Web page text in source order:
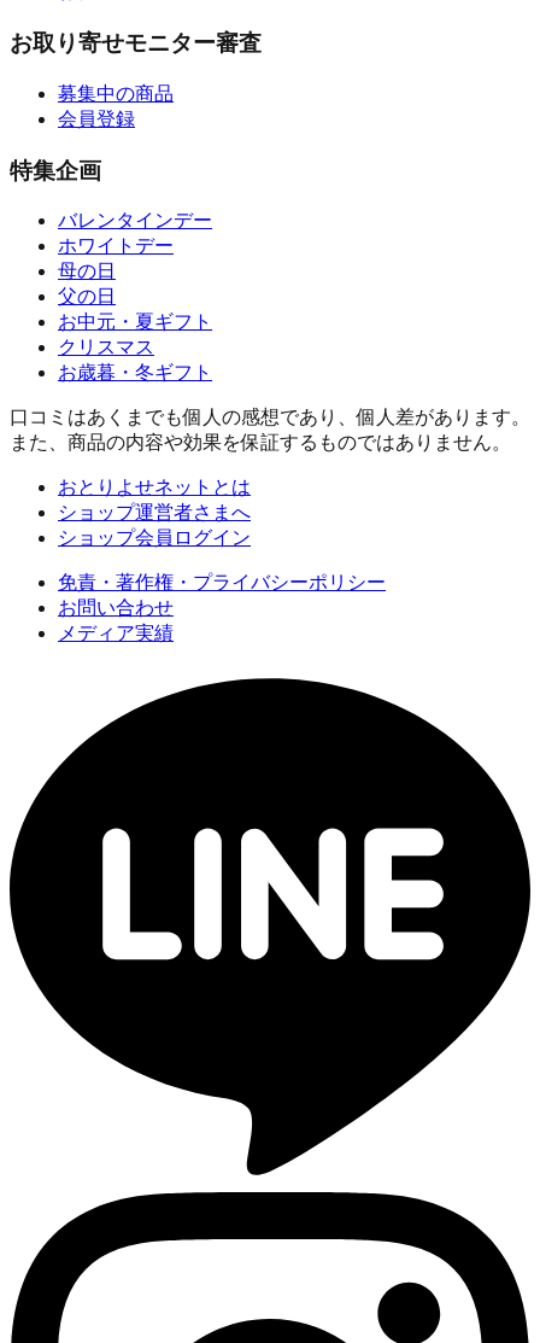
お取り寄せモニター審査
募集中の商品
会員登録
特集企画
バレンタインデー
ホワイトデー
母の日
父の日
お中元・夏ギフト
クリスマス
お歳暮・冬ギフト
口コミはあくまでも個人の感想であり、個人差があります。
また、商品の内容や効果を保証するものではありません。
おとりよせネットとは
ショップ運営者さまへ
ショップ会員ログイン
免責・著作権・プライバシーポリシー
お問い合わせ
メディア実績